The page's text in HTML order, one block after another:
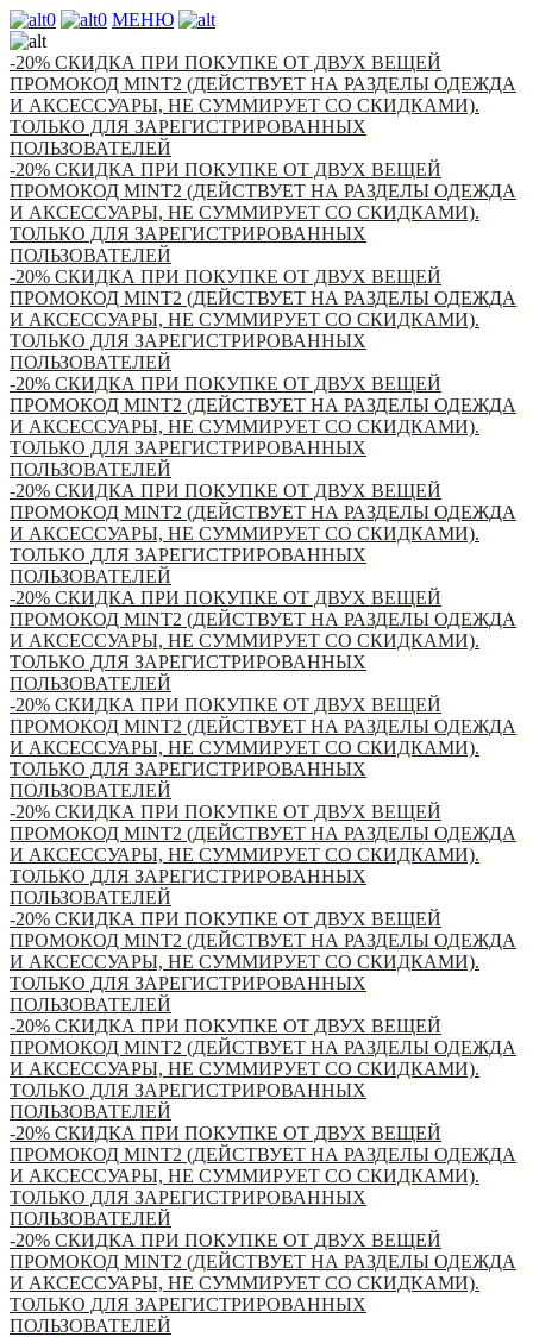
0 0 МЕНЮ
-20% СКИДКА ПРИ ПОКУПКЕ ОТ ДВУХ ВЕЩЕЙ
ПРОМОКОД MINT2 (ДЕЙСТВУЕТ НА РАЗДЕЛЫ ОДЕЖДА
И АКСЕССУАРЫ, НЕ СУММИРУЕТ СО СКИДКАМИ).
ТОЛЬКО ДЛЯ ЗАРЕГИСТРИРОВАННЫХ
ПОЛЬЗОВАТЕЛЕЙ
-20% СКИДКА ПРИ ПОКУПКЕ ОТ ДВУХ ВЕЩЕЙ
ПРОМОКОД MINT2 (ДЕЙСТВУЕТ НА РАЗДЕЛЫ ОДЕЖДА
И АКСЕССУАРЫ, НЕ СУММИРУЕТ СО СКИДКАМИ).
ТОЛЬКО ДЛЯ ЗАРЕГИСТРИРОВАННЫХ
ПОЛЬЗОВАТЕЛЕЙ
-20% СКИДКА ПРИ ПОКУПКЕ ОТ ДВУХ ВЕЩЕЙ
ПРОМОКОД MINT2 (ДЕЙСТВУЕТ НА РАЗДЕЛЫ ОДЕЖДА
И АКСЕССУАРЫ, НЕ СУММИРУЕТ СО СКИДКАМИ).
ТОЛЬКО ДЛЯ ЗАРЕГИСТРИРОВАННЫХ
ПОЛЬЗОВАТЕЛЕЙ
-20% СКИДКА ПРИ ПОКУПКЕ ОТ ДВУХ ВЕЩЕЙ
ПРОМОКОД MINT2 (ДЕЙСТВУЕТ НА РАЗДЕЛЫ ОДЕЖДА
И АКСЕССУАРЫ, НЕ СУММИРУЕТ СО СКИДКАМИ).
ТОЛЬКО ДЛЯ ЗАРЕГИСТРИРОВАННЫХ
ПОЛЬЗОВАТЕЛЕЙ
-20% СКИДКА ПРИ ПОКУПКЕ ОТ ДВУХ ВЕЩЕЙ
ПРОМОКОД MINT2 (ДЕЙСТВУЕТ НА РАЗДЕЛЫ ОДЕЖДА
И АКСЕССУАРЫ, НЕ СУММИРУЕТ СО СКИДКАМИ).
ТОЛЬКО ДЛЯ ЗАРЕГИСТРИРОВАННЫХ
ПОЛЬЗОВАТЕЛЕЙ
-20% СКИДКА ПРИ ПОКУПКЕ ОТ ДВУХ ВЕЩЕЙ
ПРОМОКОД MINT2 (ДЕЙСТВУЕТ НА РАЗДЕЛЫ ОДЕЖДА
И АКСЕССУАРЫ, НЕ СУММИРУЕТ СО СКИДКАМИ).
ТОЛЬКО ДЛЯ ЗАРЕГИСТРИРОВАННЫХ
ПОЛЬЗОВАТЕЛЕЙ
-20% СКИДКА ПРИ ПОКУПКЕ ОТ ДВУХ ВЕЩЕЙ
ПРОМОКОД MINT2 (ДЕЙСТВУЕТ НА РАЗДЕЛЫ ОДЕЖДА
И АКСЕССУАРЫ, НЕ СУММИРУЕТ СО СКИДКАМИ).
ТОЛЬКО ДЛЯ ЗАРЕГИСТРИРОВАННЫХ
ПОЛЬЗОВАТЕЛЕЙ
-20% СКИДКА ПРИ ПОКУПКЕ ОТ ДВУХ ВЕЩЕЙ
ПРОМОКОД MINT2 (ДЕЙСТВУЕТ НА РАЗДЕЛЫ ОДЕЖДА
И АКСЕССУАРЫ, НЕ СУММИРУЕТ СО СКИДКАМИ).
ТОЛЬКО ДЛЯ ЗАРЕГИСТРИРОВАННЫХ
ПОЛЬЗОВАТЕЛЕЙ
-20% СКИДКА ПРИ ПОКУПКЕ ОТ ДВУХ ВЕЩЕЙ
ПРОМОКОД MINT2 (ДЕЙСТВУЕТ НА РАЗДЕЛЫ ОДЕЖДА
И АКСЕССУАРЫ, НЕ СУММИРУЕТ СО СКИДКАМИ).
ТОЛЬКО ДЛЯ ЗАРЕГИСТРИРОВАННЫХ
ПОЛЬЗОВАТЕЛЕЙ
-20% СКИДКА ПРИ ПОКУПКЕ ОТ ДВУХ ВЕЩЕЙ
ПРОМОКОД MINT2 (ДЕЙСТВУЕТ НА РАЗДЕЛЫ ОДЕЖДА
И АКСЕССУАРЫ, НЕ СУММИРУЕТ СО СКИДКАМИ).
ТОЛЬКО ДЛЯ ЗАРЕГИСТРИРОВАННЫХ
ПОЛЬЗОВАТЕЛЕЙ
-20% СКИДКА ПРИ ПОКУПКЕ ОТ ДВУХ ВЕЩЕЙ
ПРОМОКОД MINT2 (ДЕЙСТВУЕТ НА РАЗДЕЛЫ ОДЕЖДА
И АКСЕССУАРЫ, НЕ СУММИРУЕТ СО СКИДКАМИ).
ТОЛЬКО ДЛЯ ЗАРЕГИСТРИРОВАННЫХ
ПОЛЬЗОВАТЕЛЕЙ
-20% СКИДКА ПРИ ПОКУПКЕ ОТ ДВУХ ВЕЩЕЙ
ПРОМОКОД MINT2 (ДЕЙСТВУЕТ НА РАЗДЕЛЫ ОДЕЖДА
И АКСЕССУАРЫ, НЕ СУММИРУЕТ СО СКИДКАМИ).
ТОЛЬКО ДЛЯ ЗАРЕГИСТРИРОВАННЫХ
ПОЛЬЗОВАТЕЛЕЙ